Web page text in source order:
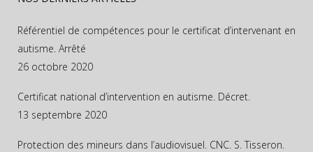
Référentiel de compétences pour le certificat d’intervenant en
autisme. Arrêté
26 octobre 2020
Certificat national d’intervention en autisme. Décret.
13 septembre 2020
Protection des mineurs dans l’audiovisuel. CNC. S. Tisseron.